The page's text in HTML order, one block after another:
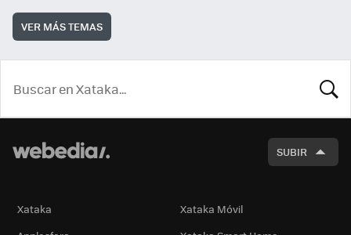
VER MÁS TEMAS
SUBIR
Xataka
Xataka Móvil